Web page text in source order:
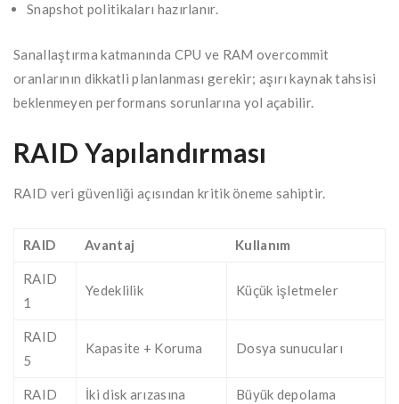
Snapshot politikaları hazırlanır.
Sanallaştırma katmanında CPU ve RAM overcommit
oranlarının dikkatli planlanması gerekir; aşırı kaynak tahsisi
beklenmeyen performans sorunlarına yol açabilir.
RAID Yapılandırması
RAID veri güvenliği açısından kritik öneme sahiptir.
RAID Avantaj Kullanım
RAID
1
Yedeklilik Küçük işletmeler
RAID
5
Kapasite + Koruma Dosya sunucuları
RAID
İki disk arızasına
Büyük depolama